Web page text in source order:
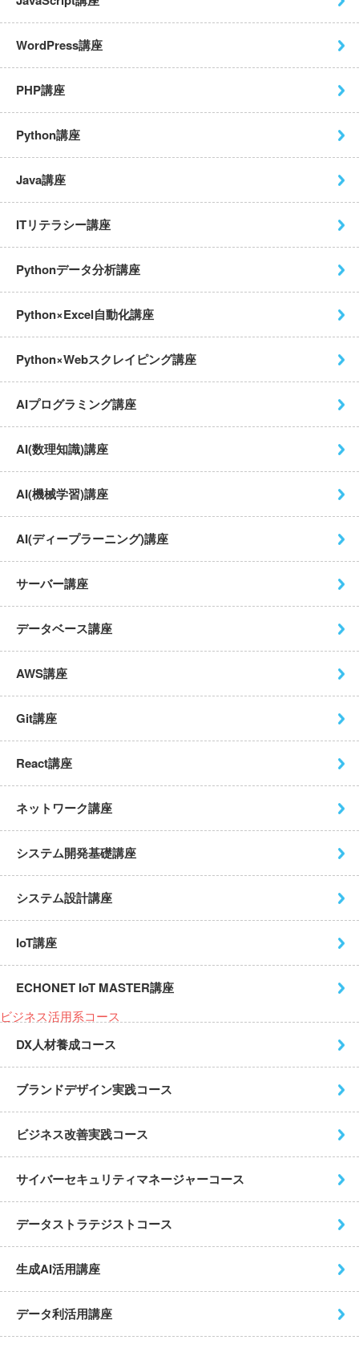
WordPress講座
PHP講座
Python講座
Java講座
ITリテラシー講座
Pythonデータ分析講座
Python×Excel自動化講座
Python×Webスクレイピング講座
AIプログラミング講座
AI(数理知識)講座
AI(機械学習)講座
AI(ディープラーニング)講座
サーバー講座
データベース講座
AWS講座
Git講座
React講座
ネットワーク講座
システム開発基礎講座
システム設計講座
IoT講座
ECHONET IoT MASTER講座
ビジネス活用系コース
DX人材養成コース
ブランドデザイン実践コース
ビジネス改善実践コース
サイバーセキュリティマネージャーコース
データストラテジストコース
生成AI活用講座
データ利活用講座